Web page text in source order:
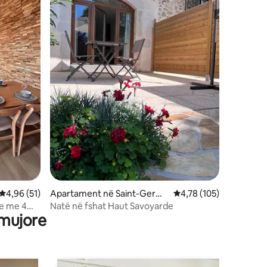
mesatar 4,96 nga 5, 51 vlerësime
4,96 (51)
me 4
Apartament në Saint-Germa
in-sur-Rhône
Vlerësimi mesatar
4,78 (105)
Natë në fshat Haut Savoyarde